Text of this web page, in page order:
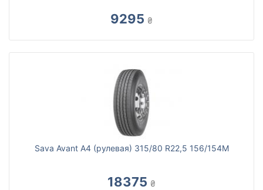
9295 ₴
Sava Avant A4 (рулевая) 315/80 R22,5 156/154M
18375 ₴